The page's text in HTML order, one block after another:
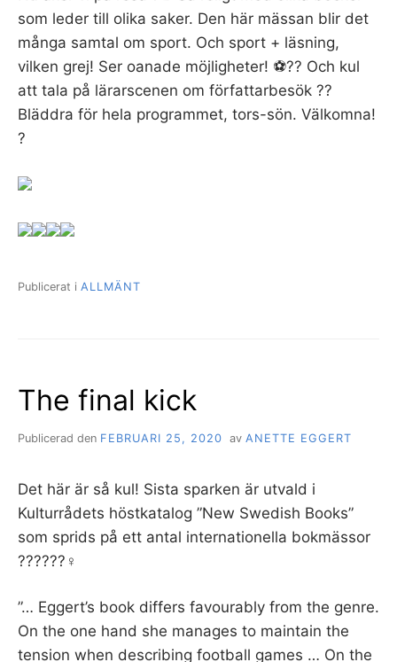
som leder till olika saker. Den här mässan blir det
många samtal om sport. Och sport + läsning,
vilken grej! Ser oanade möjligheter! ⚽️?? Och kul
att tala på lärarscenen om författarbesök ??
Bläddra för hela programmet, tors-sön. Välkomna!
?
Publicerat i ALLMÄNT
The final kick
Publicerad den FEBRUARI 25, 2020 av ANETTE EGGERT
Det här är så kul! Sista sparken är utvald i
Kulturrådets höstkatalog ”New Swedish Books”
som sprids på ett antal internationella bokmässor
??????‍♀️
”… Eggert’s book differs favourably from the genre.
On the one hand she manages to maintain the
tension when describing football games … On the